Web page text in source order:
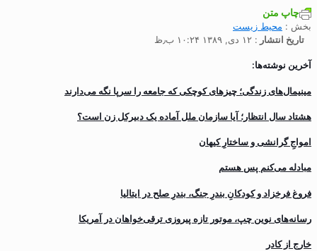
چاپ متن
بخش : محیط زیست
تاریخ انتشار : ۱۲ دی, ۱۳۸۹ ۱۰:۲۴ ب٫ظ
آخرین نوشته‌ها:
مینیمال‌های زندگی؛ چیزهای کوچکی که جامعه را سرپا نگه می‌دارند
هشتاد سال انتظار؛ آیا سازمان ملل آماده یک دبیرکل زن است؟
‌امواجِ گرانشی و ساختارِ کیهان
مبادله می‌کنم پس هستم
فروغ فرخزاد و کودکانِ بندرِ جنگ، بندرِ صلح در ایتالیا
رسانه‌های نوین چپ، موتور تازه پیروزی ترقی‌خواهان در آمریکا
خارج از کادر